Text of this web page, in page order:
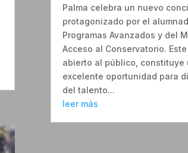
Palma celebra un nuevo
protagonizado por el
Programas Avanzados y del
Acceso al Conservatorio. Este
abierto al público, constituye
excelente oportunidad para
del talento...
leer más